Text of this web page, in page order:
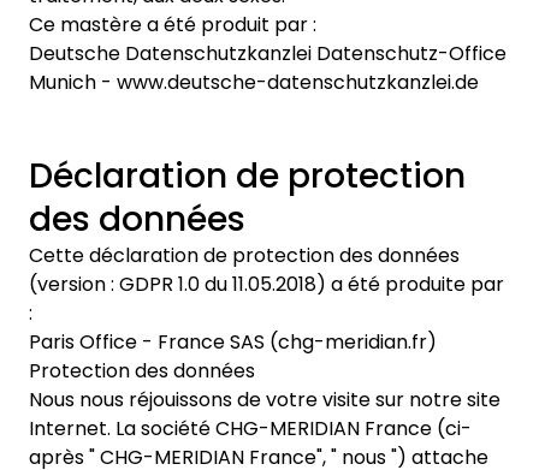
Ce mastère a été produit par :
Deutsche Datenschutzkanzlei Datenschutz-Office
Munich - www.deutsche-datenschutzkanzlei.de
Déclaration de protection
des données
Cette déclaration de protection des données
(version : GDPR 1.0 du 11.05.2018) a été produite par
:
Paris Office - France SAS (chg-meridian.fr)
Protection des données
Nous nous réjouissons de votre visite sur notre site
Internet. La société CHG-MERIDIAN France (ci-
après " CHG-MERIDIAN France", " nous ") attache